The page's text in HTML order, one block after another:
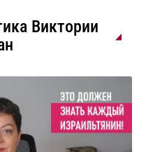
Виктории